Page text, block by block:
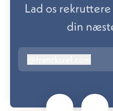
Lad os
din
francksref.com